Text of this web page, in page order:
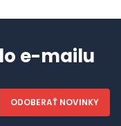
e-mailu